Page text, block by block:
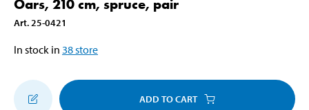
Oars, 210 cm, spruce, pair
Art. 25-0421
In stock in 38store
ADD TO CART